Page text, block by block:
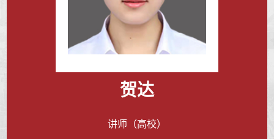
贺达
讲师（高校）